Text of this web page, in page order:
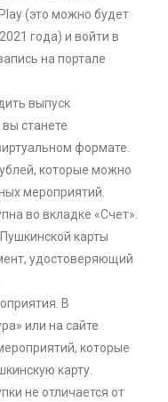
(это можно будет
года) и войти в
на портале
выпуск
станете
формате.
которые можно
мероприятий.
во вкладке «Счет».
карты
удостоверяющий
В
или на сайте
которые
карту.
не отличается от